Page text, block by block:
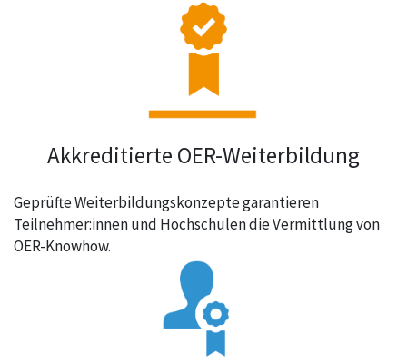
Akkreditierte OER-Weiterbildung
Geprüfte Weiterbildungskonzepte garantieren
Teilnehmer:innen und Hochschulen die Vermittlung von
OER-Knowhow.